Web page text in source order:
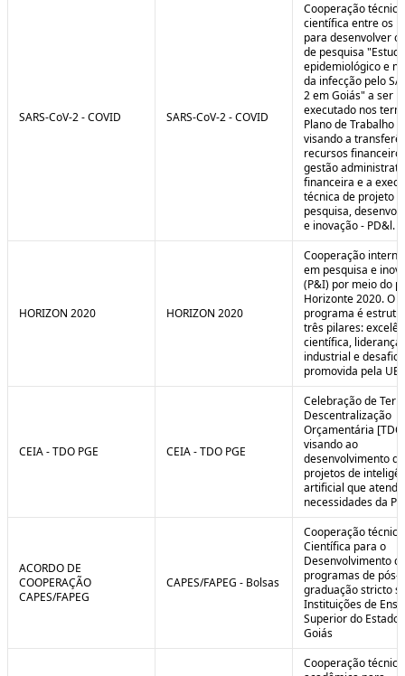
SARS-CoV-2 - COVID SARS-CoV-2 - COVID
Cooperação
científica entre os
para desenvolver o
de pesquisa "Estudo
epidemiológico e
da infecção pelo
2 em Goiás" a ser
executado nos
Plano de Trabalho
visando a
recursos
gestão
financeira e a
técnica de projeto
pesquisa,
e inovação - PD&l.
HORIZON 2020 HORIZON 2020
Cooperação
em pesquisa e
(P&I) por meio do
Horizonte 2020. O
programa é
três pilares:
científica, liderança
industrial e
promovida pela UE.
CEIA - TDO PGE CEIA - TDO PGE
Celebração de
Descentralização
Orçamentária
visando ao
desenvolvimento de
projetos de
artificial que
necessidades da
ACORDO DE
COOPERAÇÃO
CAPES/FAPEG
CAPES/FAPEG - Bolsas
Cooperação
Científica para o
Desenvolvimento
programas de pós-
graduação stricto
Instituições de
Superior do Estado
Goiás
Cooperação